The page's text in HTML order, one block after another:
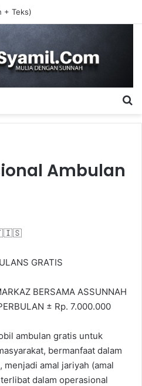
+ Teks)
Ambulan
🇮 🇸
GRATIS
BERSAMA ASSUNNAH
± Rp. 7.000.000
ambulan gratis untuk
bermanfaat dalam
menjadi amal jariyah (amal
dalam operasional